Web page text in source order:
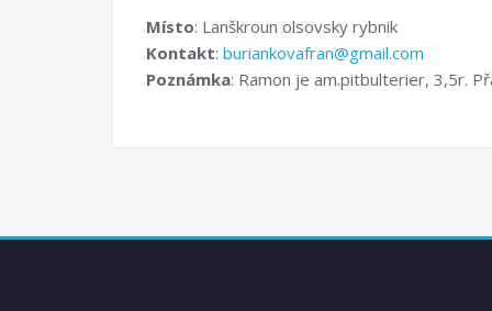
Místo: Lanškroun olsovsky rybnik
Kontakt: buriankovafran@gmail.com
Poznámka: Ramon je am.pitbulterier, 3,5r.